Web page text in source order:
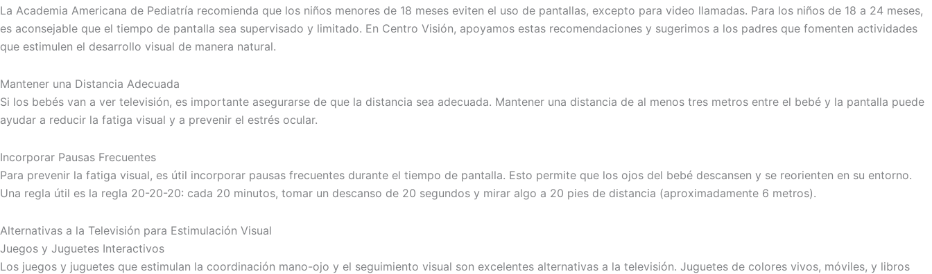
La Academia Americana de Pediatría recomienda que los niños menores de 18 meses eviten el uso de pantallas, excepto para video llamadas. Para los niños de 18 a 24 meses,
es aconsejable que el tiempo de pantalla sea supervisado y limitado. En Centro Visión, apoyamos estas recomendaciones y sugerimos a los padres que fomenten actividades
que estimulen el desarrollo visual de manera natural.
Mantener una Distancia Adecuada
Si los bebés van a ver televisión, es importante asegurarse de que la distancia sea adecuada. Mantener una distancia de al menos tres metros entre el bebé y la pantalla puede
ayudar a reducir la fatiga visual y a prevenir el estrés ocular.
Incorporar Pausas Frecuentes
Para prevenir la fatiga visual, es útil incorporar pausas frecuentes durante el tiempo de pantalla. Esto permite que los ojos del bebé descansen y se reorienten en su entorno.
Una regla útil es la regla 20-20-20: cada 20 minutos, tomar un descanso de 20 segundos y mirar algo a 20 pies de distancia (aproximadamente 6 metros).
Alternativas a la Televisión para Estimulación Visual
Juegos y Juguetes Interactivos
Los juegos y juguetes que estimulan la coordinación mano-ojo y el seguimiento visual son excelentes alternativas a la televisión. Juguetes de colores vivos, móviles, y libros